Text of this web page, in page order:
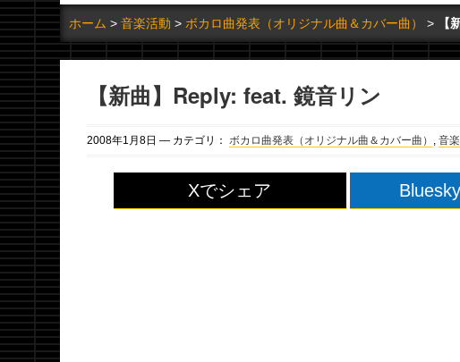
ホーム 音楽活動 ボカロ曲発表（オリジナル曲＆カバー曲） 【
【新曲】Reply: feat. 鏡音リン
2008年1月 8日 — カテゴリ： ボカロ曲発表（オリジナル曲＆カバー曲） , 音
Xでシェア